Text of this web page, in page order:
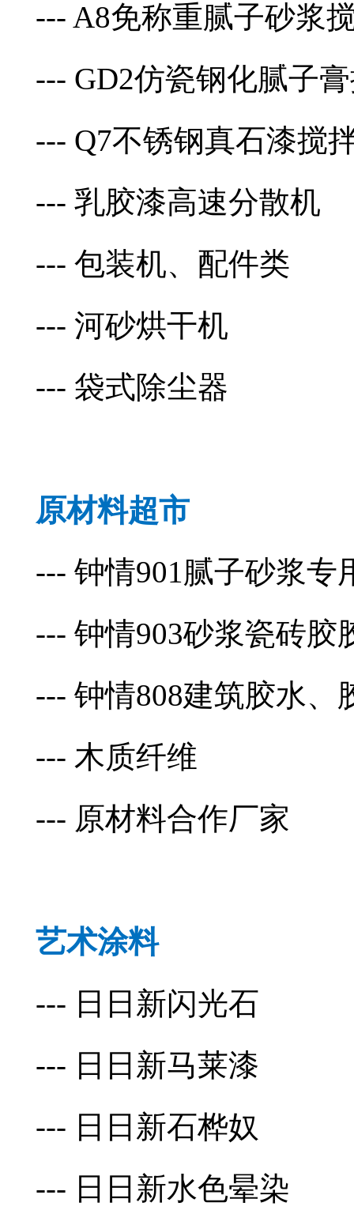
--- A8免称重腻子砂浆
--- GD2仿瓷钢化腻子
--- Q7不锈钢真石漆搅
--- 乳胶漆高速分散机
--- 包装机、配件类
--- 河砂烘干机
--- 袋式除尘器
原材料超市
--- 钟情901腻子砂浆专
--- 钟情903砂浆瓷砖胶
--- 钟情808建筑胶水、
--- 木质纤维
--- 原材料合作厂家
艺术涂料
--- 日日新闪光石
--- 日日新马莱漆
--- 日日新石桦奴
--- 日日新水色晕染